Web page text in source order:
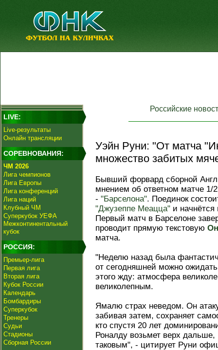
LIVE:
Live-результаты
Онлайн трансляции
СОРЕВНОВАНИЯ:
ЧМ 2026
Лига чемпионов
Лига Европы
Лига конференций
Лига наций
Клубный ЧМ
Суперкубок УЕФА
Межконтинентальный
кубок
РОССИЯ:
Премьер-лига
Первая лига
Вторая лига
Кубок России
Календарь
Бомбардиры
Суперкубок
Тренеры
Судьи
Стадионы
Сборная России
Российские
Уэйн Руни: "От матча
множество забитых
Бывший форвард сборной
мнением об ответном матче
- "Барселона". Поединок
"Джузеппе Меацца" и
Первый матч в Барселоне
проводит прямую текстовую
матча.
"Неделю назад была
от сегодняшней можно
этого жду: атмосфера
великолепным.
Ямалю страх неведом. Он
забивая затем, сохраняет
кто спустя 20 лет
Роналду возьмет верх
таковым", - цитирует Руни